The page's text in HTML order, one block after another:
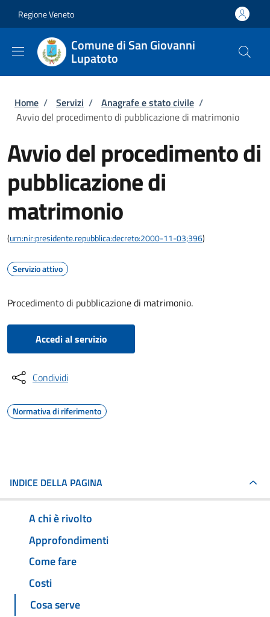
Regione Veneto
Comune di San Giovanni
Lupatoto
Briciole di pane
Home / Servizi / Anagrafe e stato civile /
Avvio del procedimento di pubblicazione di matrimonio
Avvio del procedimento di
pubblicazione di
matrimonio
(urn:nir:presidente.repubblica:decreto:2000-11-03;396)
Servizio attivo
Procedimento di pubblicazione di matrimonio.
Accedi al servizio
Condividi
Normativa di riferimento
INDICE DELLA PAGINA
A chi è rivolto
Approfondimenti
Come fare
Costi
Cosa serve